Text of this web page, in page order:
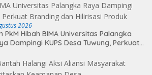
2026
PkM Hibah BIMA Universitas Palangka
Dampingi KUPS Desa Tuwung, Perkuat